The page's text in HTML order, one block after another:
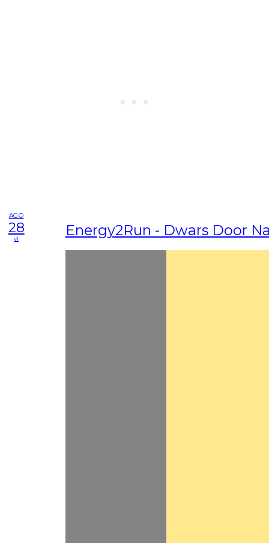
AGO
28
vi Energy2Run - Dwars Door